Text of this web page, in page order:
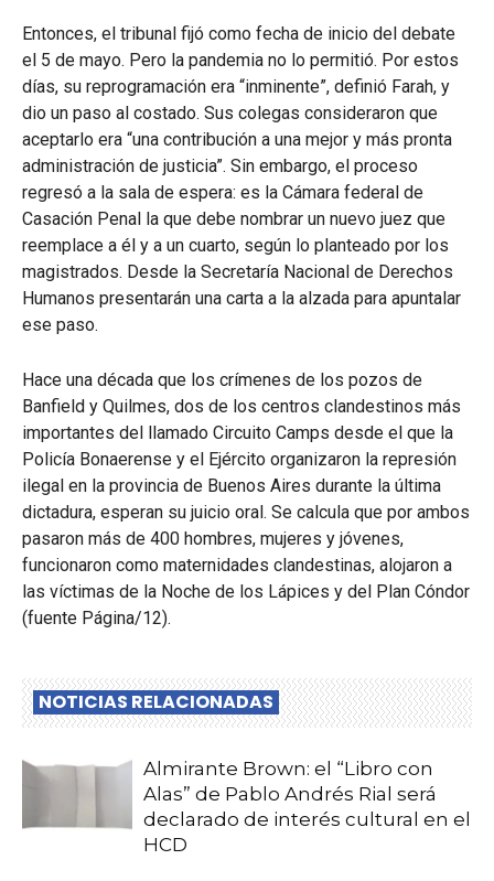
Entonces, el tribunal fijó como fecha de inicio del debate
el 5 de mayo. Pero la pandemia no lo permitió. Por estos
días, su reprogramación era “inminente”, definió Farah, y
dio un paso al costado. Sus colegas consideraron que
aceptarlo era “una contribución a una mejor y más pronta
administración de justicia”. Sin embargo, el proceso
regresó a la sala de espera: es la Cámara federal de
Casación Penal la que debe nombrar un nuevo juez que
reemplace a él y a un cuarto, según lo planteado por los
magistrados. Desde la Secretaría Nacional de Derechos
Humanos presentarán una carta a la alzada para apuntalar
ese paso.
Hace una década que los crímenes de los pozos de
Banfield y Quilmes, dos de los centros clandestinos más
importantes del llamado Circuito Camps desde el que la
Policía Bonaerense y el Ejército organizaron la represión
ilegal en la provincia de Buenos Aires durante la última
dictadura, esperan su juicio oral. Se calcula que por ambos
pasaron más de 400 hombres, mujeres y jóvenes,
funcionaron como maternidades clandestinas, alojaron a
las víctimas de la Noche de los Lápices y del Plan Cóndor
(fuente Página/12).
NOTICIAS RELACIONADAS
Almirante Brown: el “Libro con
Alas” de Pablo Andrés Rial será
declarado de interés cultural en el
HCD